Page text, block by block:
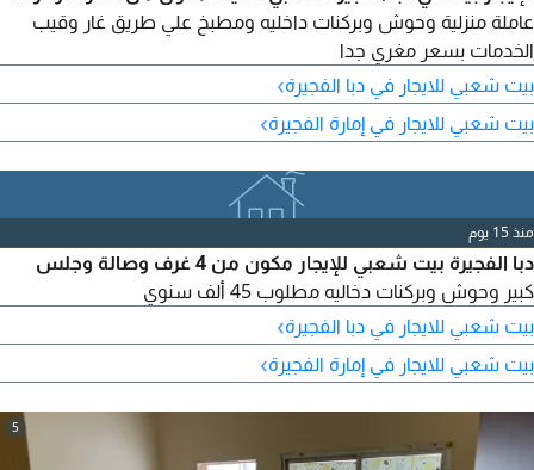
عاملة منزلية وحوش وبركنات داخليه ومطبخ علي طريق غار وقيب
الخدمات بسعر مغري جدا
بيت شعبي للايجار في دبا الفجيرة›
بيت شعبي للايجار في إمارة الفجيرة›
منذ 15 يوم
دبا الفجيرة بيت شعبي للإيجار مكون من 4 غرف وصالة وجلس
كبير وحوش وبركنات دخاليه مطلوب 45 ألف سنوي
بيت شعبي للايجار في دبا الفجيرة›
بيت شعبي للايجار في إمارة الفجيرة›
5